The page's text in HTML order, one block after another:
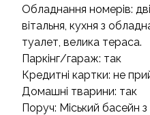
Обладнання номерів:
вітальня, кухня з
туалет, велика тераса.
Паркінг/гараж: так
Кредитні картки: не
Домашні тварини: так
Поруч: Міський басейн з